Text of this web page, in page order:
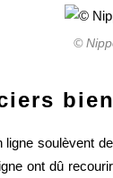
©
soulèvent
ont dû